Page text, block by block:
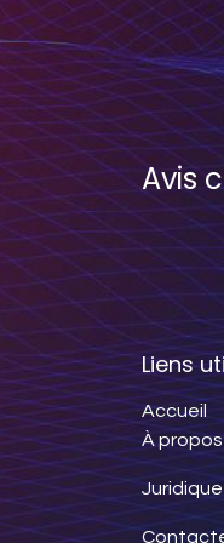
Avis
Liens
Accueil
À
Juridique